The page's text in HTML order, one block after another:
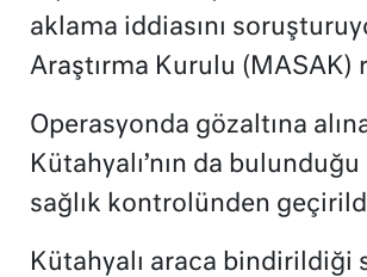
aklama iddiasını
Araştırma Kurulu (MASAK)
Operasyonda gözaltına
Kütahyalı’nın da
sağlık kontrolünden
Kütahyalı araca bindirildiği